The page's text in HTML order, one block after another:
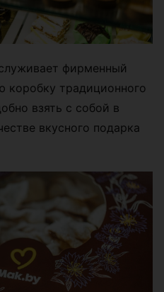
фирменный
коробку традиционного
взять с собой в
вкусного подарка